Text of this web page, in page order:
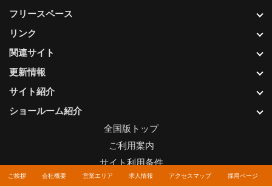
ご挨拶 会社概要 営業エリア 求人情報 アクセスマップ 採用ページ
更新情報
サイト紹介
ショールーム紹介
フリースペース
リンク
関連サイト
全国版トップ
ご利用案内
サイト利用条件
プライバシーポリシー